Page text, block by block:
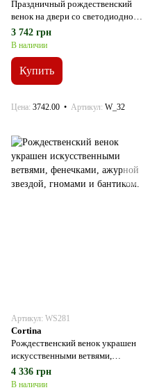
Праздничный рождественский
венок на двери со светодиодной
подсветкой
3 742 грн
В наличии
Купить
Цена 3742.00 Артикул W_32
Артикул: WS281
Cortina
Рождественский венок украшен
искусственными ветвями,
фенечками, ажурной звездой,
гномами и бантиком.
4 336 грн
В наличии